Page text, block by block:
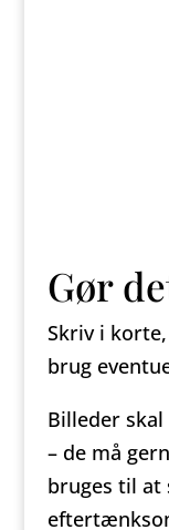
Gør
Skriv i
brug
Billeder
– de må
bruges til at